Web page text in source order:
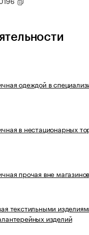
одеждой в
в нестационарных
прочая вне
текстильными
изделий